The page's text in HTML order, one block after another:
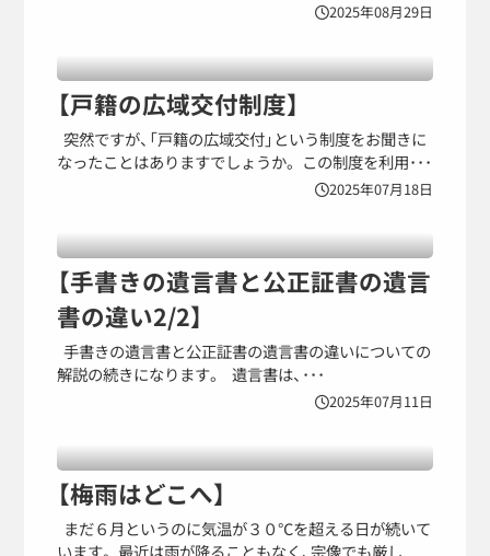
2025年08月29日
【戸籍の広域交付制度】
2025年07月18日
突然ですが、「戸籍の広域交付」という制度をお聞きに
なったことはありますでしょうか。 この制度を利用･･･
【手書きの遺言書と公正証書の遺言
書の違い2/2】
2025年07月11日
手書きの遺言書と公正証書の遺言書の違いについての
解説の続きになります。 遺言書は、･･･
【梅雨はどこへ】
まだ６月というのに気温が３０℃を超える日が続いて
います。 最近は雨が降ることもなく、宗像でも厳し